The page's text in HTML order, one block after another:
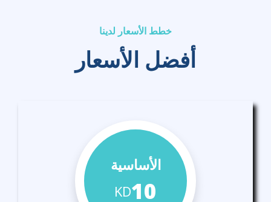
خطط الأسعار لدينا
أفضل الأسعار
الأساسية
KD10